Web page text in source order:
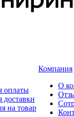
оплаты
доставки
на товар
Компания
О